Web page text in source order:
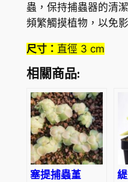
蟲，保持捕蟲器的清
頻繁觸摸植物，以免
尺寸： 直徑 3 cm
相關商品:
塞提捕蟲堇